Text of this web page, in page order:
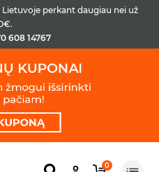
perkant daugiau nei už
608 14767
0